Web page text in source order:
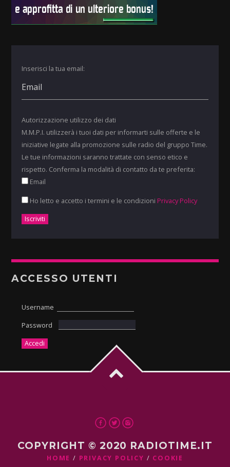
Inserisci la tua email:
Autorizzazione utilizzo dei dati
M.M.P.I. utilizzerà i tuoi dati per informarti sulle offerte e le
iniziative legate alla promozione sulle radio del gruppo Time.
Le tue informazioni saranno trattate con senso etico e
rispetto. Conferma la modalità di contatto da te preferita:
Email
Ho letto e accetto i termini e le condizioni Privacy Policy
ACCESSO UTENTI
Username
Password
COPYRIGHT © 2020 RADIOTIME.IT
HOME PRIVACY POLICY COOKIE